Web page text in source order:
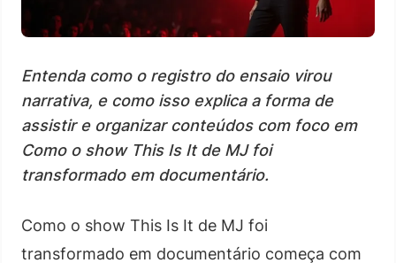
Entenda como o registro do ensaio virou
narrativa, e como isso explica a forma de
assistir e organizar conteúdos com foco em
Como o show This Is It de MJ foi
transformado em documentário.
Como o show This Is It de MJ foi
transformado em documentário começa com